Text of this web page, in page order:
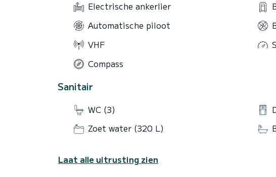
Electrische ankerlier
Automatische piloot
VHF
Compass
Sanitair
WC (3)
Zoet water (320 L)
Laat alle uitrusting zien